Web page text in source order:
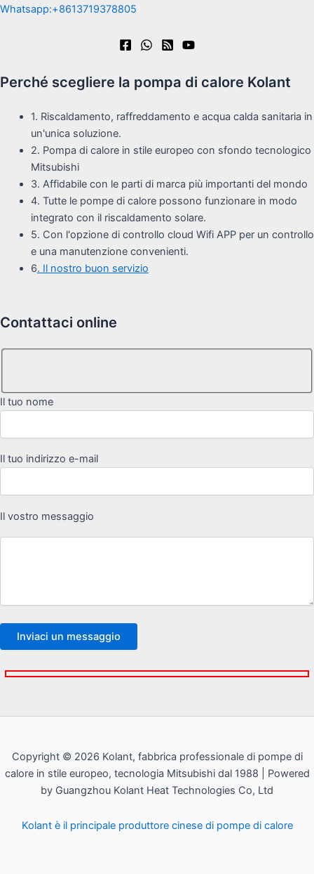
Whatsapp:+8613719378805
Perché scegliere la pompa di calore Kolant
1. Riscaldamento, raffreddamento e acqua calda sanitaria in
un'unica soluzione.
2. Pompa di calore in stile europeo con sfondo tecnologico
Mitsubishi
3. Affidabile con le parti di marca più importanti del mondo
4. Tutte le pompe di calore possono funzionare in modo
integrato con il riscaldamento solare.
5. Con l'opzione di controllo cloud Wifi APP per un controllo
e una manutenzione convenienti.
6. Il nostro buon servizio
Contattaci online
Il tuo nome
Il tuo indirizzo e-mail
Il vostro messaggio
Copyright © 2026 Kolant, fabbrica professionale di pompe di
calore in stile europeo, tecnologia Mitsubishi dal 1988 | Powered
by Guangzhou Kolant Heat Technologies Co, Ltd
Kolant è il principale produttore cinese di pompe di calore